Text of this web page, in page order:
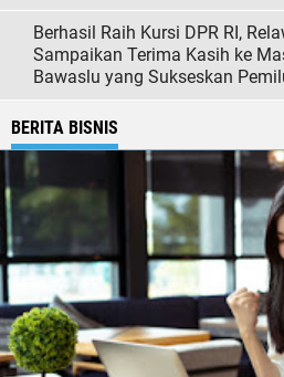
Berhasil Raih Kursi DPR RI,
Sampaikan Terima Kasih ke
Bawaslu yang Sukseskan
BERITA BISNIS